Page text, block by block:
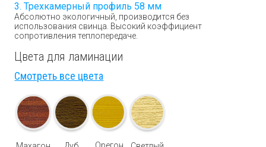
Трехкамерный профиль 58 мм
Абсолютно экологичный, производится без
использования свинца. Высокий коэффициент
сопротивления теплопередаче.
Цвета для ламинации
Смотреть все цвета
Орегон